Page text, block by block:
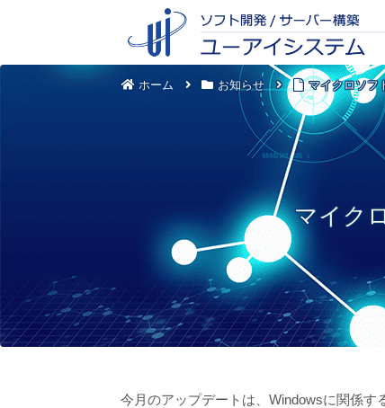
ホーム お知らせ マイクロソフ
マイク
今月のアップデートは、Windowsに関係す